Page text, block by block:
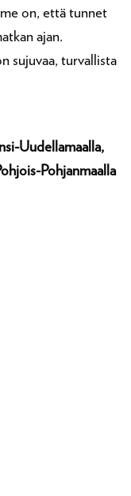
on, että tunnet
ajan.
sujuvaa, turvallista
Uudellamaalla,
Pohjanmaalla